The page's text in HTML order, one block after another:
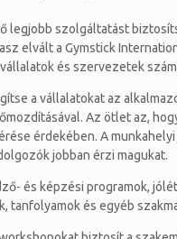
legjobb szolgáltatást
elvált a Gymstick
és szervezetek
a vállalatokat az
Az ötlet az,
érdekében. A
jobban érzi magukat.
és képzési programok,
tanfolyamok és egyéb